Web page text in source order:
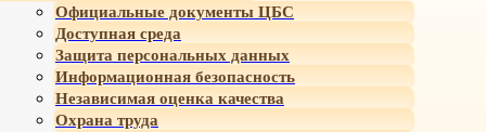
Официальные документы ЦБС
Доступная среда
Защита персональных данных
Информационная безопасность
Независимая оценка качества
Охрана труда